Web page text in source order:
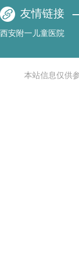
友情链接
西安附一儿童医院
本站信息仅供